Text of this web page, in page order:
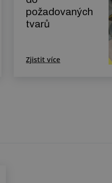
požadovaných
tvarů
Zjistit více